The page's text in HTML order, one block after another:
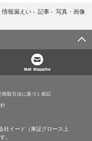
情報漏えい › 記事 › 写真・画像
Mail Magazine
商取引法に基づく表記
社イード（東証グロース上
。